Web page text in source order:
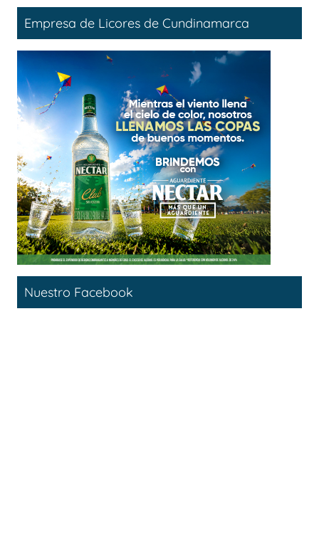
Empresa de Licores de Cundinamarca
Nuestro Facebook